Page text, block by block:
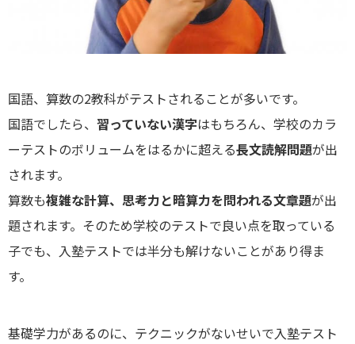
国語、算数の2教科がテストされることが多いです。
国語でしたら、 習っていない漢字はもちろん、学校のカラ
ーテストのボリュームをはるかに超える長文読解問題が出
されます。
算数も複雑な計算、思考力と暗算力を問われる文章題が出
題されます。そのため学校のテストで良い点を取っている
子でも、入塾テストでは半分も解けないことがあり得ま
す。
基礎学力があるのに、テクニックがないせいで入塾テスト